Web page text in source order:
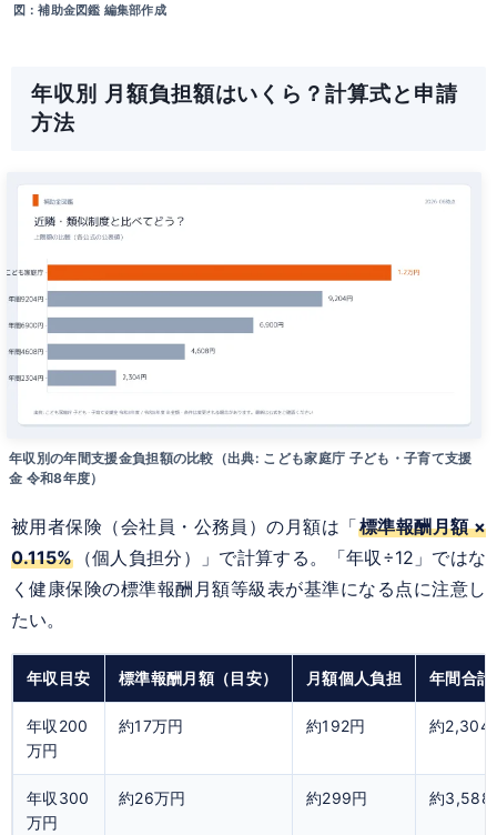
図：補助金図鑑 編集部作成
年収別 月額負担額はいくら？計算式と申請
方法
年収別の年間支援金負担額の比較（出典: こども家庭庁 子ども・子育て支援
金 令和8年度）
被用者保険（会社員・公務員）の月額は「標準報酬月額 ×
0.115% （個人負担分）」で計算する。「年収÷12」ではな
く健康保険の標準報酬月額等級表が基準になる点に注意し
たい。
年収目安 標準報酬月額（目安） 月額個人負担 年間合
年収200
万円
約17万円 約192円 約2,304
年収300
万円
約26万円 約299円 約3,588